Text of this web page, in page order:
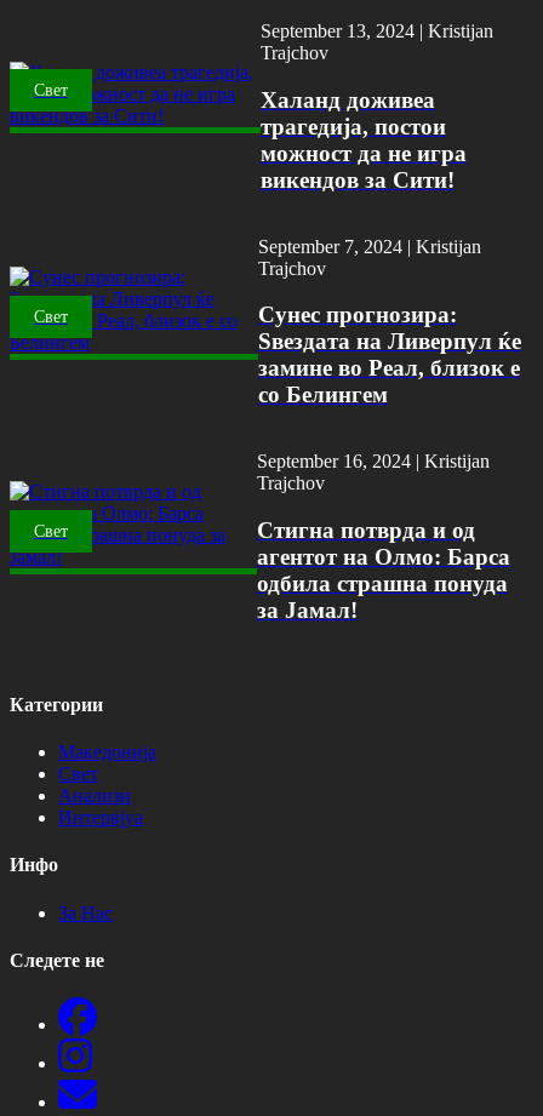
Свет
September 13, 2024 | Kristijan
Trajchov
Халанд доживеа
трагедија, постои
можност да не игра
викендов за Сити!
Свет
September 7, 2024 | Kristijan
Trajchov
Сунес прогнозира:
Ѕвездата на Ливерпул ќе
замине во Реал, близок е
со Белингем
Свет
September 16, 2024 | Kristijan
Trajchov
Стигна потврда и од
агентот на Олмо: Барса
одбила страшна понуда
за Јамал!
Категории
Македонија
Свет
Анализи
Интервјуа
Инфо
За Нас
Следете не